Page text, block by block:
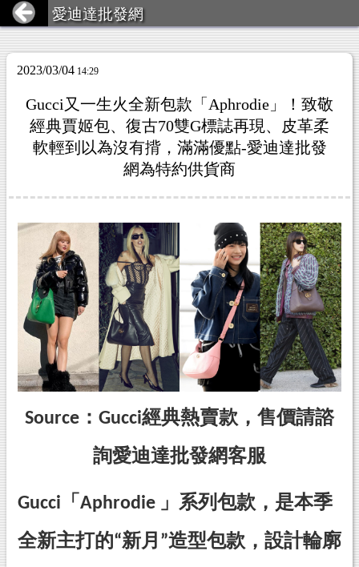
愛迪達批發網
2023/03/04 14:29
Gucci又一生火全新包款「Aphrodie」！致敬
經典賈姬包、復古70雙G標誌再現、皮革柔
軟輕到以為沒有揹，滿滿優點-愛迪達批發
網為特約供貨商
Source：Gucci經典熱賣款，售價請諮
詢愛迪達批發網客服
Gucci「Aphrodie 」系列包款，是本季
全新主打的“新月”造型包款，設計輪廓